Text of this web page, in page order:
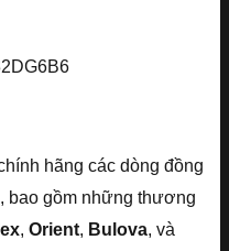
hãng các dòng đồng
bao gồm những thương
, Orient, Bulova, và